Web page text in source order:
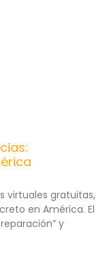
virtuales gratuitas,
en América. El
y